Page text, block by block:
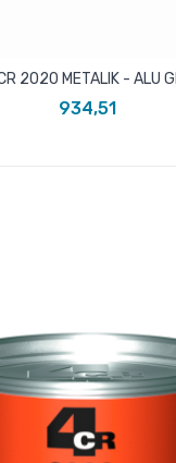
2020 METALIK - ALU
934,51